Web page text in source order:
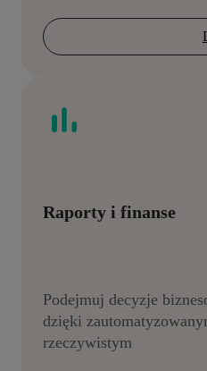
Raporty i finanse
Podejmuj decyzje
dzięki
rzeczywistym